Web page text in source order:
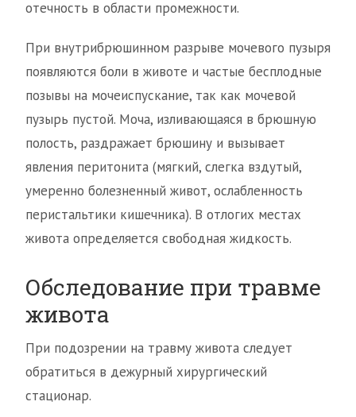
отечность в области промежности.
При внутрибрюшинном разрыве мочевого пузыря
появляются боли в животе и частые бесплодные
позывы на мочеиспускание, так как мочевой
пузырь пустой. Моча, изливающаяся в брюшную
полость, раздражает брюшину и вызывает
явления перитонита (мягкий, слегка вздутый,
умеренно болезненный живот, ослабленность
перистальтики кишечника). В отлогих местах
живота определяется свободная жидкость.
Обследование при травме
живота
При подозрении на травму живота следует
обратиться в дежурный хирургический
стационар.